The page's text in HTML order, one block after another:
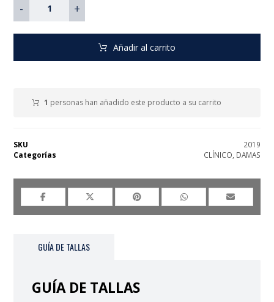
- +
Añadir al carrito
1 personas han añadido este producto a su carrito
SKU
2019
Categorías
CLÍNICO DAMAS
GUÍA DE TALLAS
GUÍA DE TALLAS